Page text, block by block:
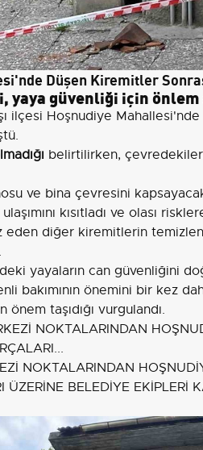
Düşen Kiremitler
yaya güvenliği için
ilçesi Hoşnudiye Mahallesi'nde
belirtilirken,
ve bina çevresini
kısıtladı ve olası
diğer kiremitlerin
yayaların can güvenliğini
bakımının önemini bir kez
önem taşıdığı vurgulandı.
NOKTALARINDAN
ÜZERİNE BELEDİYE EKİPLERİ